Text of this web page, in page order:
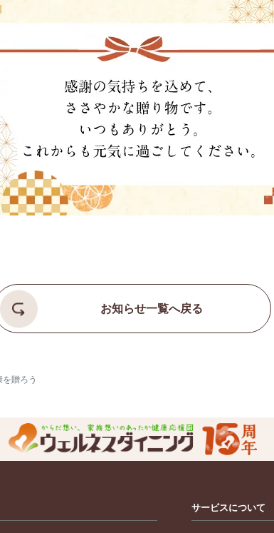
お知らせ一覧へ戻る
贈ろう
サービスについて